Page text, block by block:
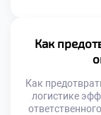
системы
множеством
взгляд не
Как
Как
логистике